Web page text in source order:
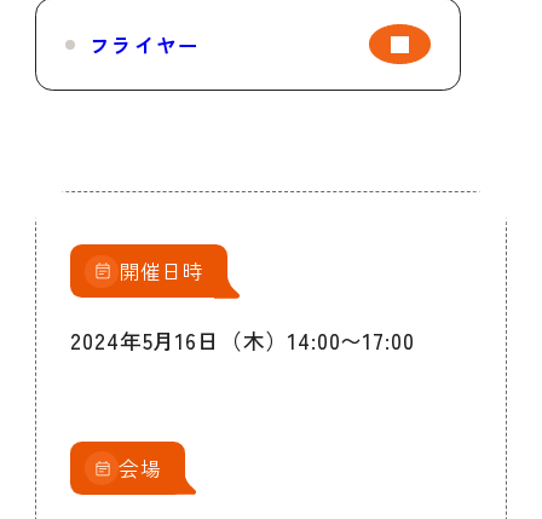
フライヤー
開催日時
2024年5月16日（木）14:00〜17:00
会場